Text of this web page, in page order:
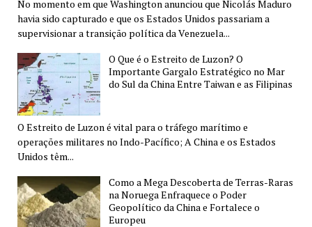
No momento em que Washington anunciou que Nicolás Maduro
havia sido capturado e que os Estados Unidos passariam a
supervisionar a transição política da Venezuela...
O Que é o Estreito de Luzon? O
Importante Gargalo Estratégico no Mar
do Sul da China Entre Taiwan e as Filipinas
O Estreito de Luzon é vital para o tráfego marítimo e
operações militares no Indo-Pacífico; A China e os Estados
Unidos têm...
Como a Mega Descoberta de Terras-Raras
na Noruega Enfraquece o Poder
Geopolítico da China e Fortalece o
Europeu